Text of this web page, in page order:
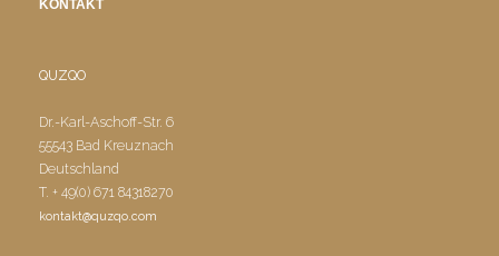
KONTAKT
QUZQO
Dr.-Karl-Aschoff-Str. 6
55543 Bad Kreuznach
Deutschland
T. + 49(0) 671 84318270
kontakt@quzqo.com